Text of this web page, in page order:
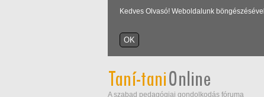
Kedves Olvasó! Weboldalunk
A szabad pedagógiai gondolkodás fóruma